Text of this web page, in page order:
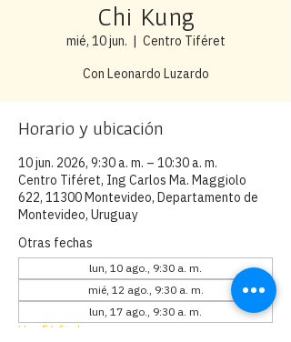
Chi Kung
mié, 10 jun.
  |
Centro Tiféret
Con Leonardo Luzardo
Horario y ubicación
10 jun. 2026, 9:30 a. m. – 10:30 a. m.
Centro Tiféret, Ing Carlos Ma. Maggiolo
622, 11300 Montevideo, Departamento de
Montevideo, Uruguay
Otras fechas
lun, 10 ago., 9:30 a. m.
mié, 12 ago., 9:30 a. m.
lun, 17 ago., 9:30 a. m.
Ver 56 fechas